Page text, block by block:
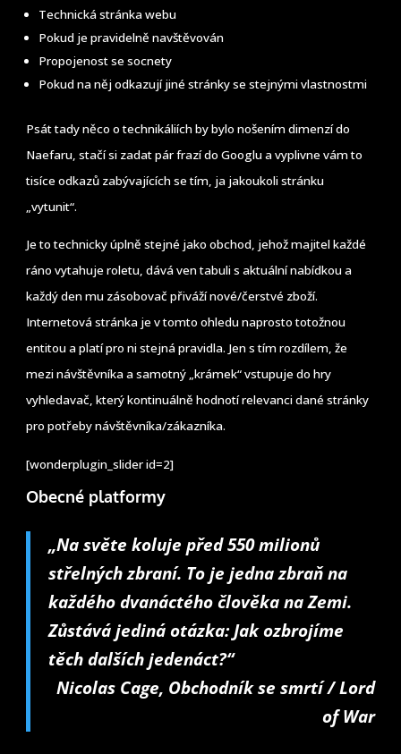
Technická stránka webu
Pokud je pravidelně navštěvován
Propojenost se socnety
Pokud na něj odkazují jiné stránky se stejnými vlastnostmi
Psát tady něco o technikáliích by bylo nošením dimenzí do
Naefaru, stačí si zadat pár frazí do Googlu a vyplivne vám to
tisíce odkazů zabývajících se tím, ja jakoukoli stránku
„vytunit“.
Je to technicky úplně stejné jako obchod, jehož majitel každé
ráno vytahuje roletu, dává ven tabuli s aktuální nabídkou a
každý den mu zásobovač přiváží nové/čerstvé zboží.
Internetová stránka je v tomto ohledu naprosto totožnou
entitou a platí pro ni stejná pravidla. Jen s tím rozdílem, že
mezi návštěvníka a samotný „krámek“ vstupuje do hry
vyhledavač, který kontinuálně hodnotí relevanci dané stránky
pro potřeby návštěvníka/zákazníka.
[wonderplugin_slider id=2]
Obecné platformy
„Na světe koluje před 550 milionů
střelných zbraní. To je jedna zbraň na
každého dvanáctého člověka na Zemi.
Zůstává jediná otázka: Jak ozbrojíme
těch dalších jedenáct?“
Nicolas Cage, Obchodník se smrtí / Lord
of War